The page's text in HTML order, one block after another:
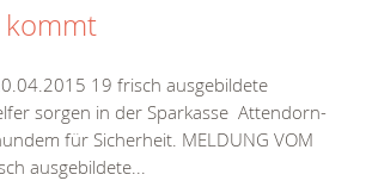
kommt
19 frisch ausgebildete
sorgen in der Sparkasse Attendorn-
für Sicherheit. MELDUNG VOM
ausgebildete...